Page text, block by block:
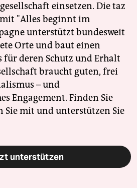
einsetzen. Die taz
"Alles beginnt im
unterstützt bundesweit
Orte und baut einen
für deren Schutz und Erhalt
braucht guten, frei
– und
Engagement. Finden Sie
Sie mit und unterstützen Sie
unterstützen